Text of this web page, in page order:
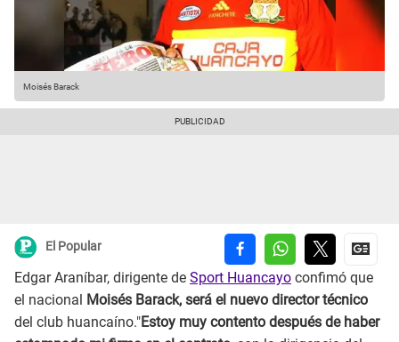
Moisés Barack
El Popular
Edgar Araníbar, dirigente de Sport Huancayo confimó que
el nacional Moisés Barack, será el nuevo director técnico
del club huancaíno."Estoy muy contento después de haber